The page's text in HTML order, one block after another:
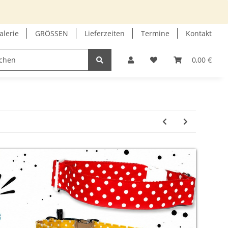
GRÖSSEN Lieferzeiten Termine Kontakt
0,00 €
GUTSCHEIN INFOECKE